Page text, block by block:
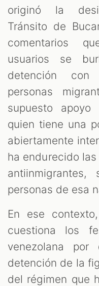
originó la
Tránsito de
comentarios
usuarios se
detención
personas
supuesto apoyo
quien tiene una
abiertamente
ha endurecido
personas de esa
En ese
cuestiona los
venezolana
detención de la
del régimen que